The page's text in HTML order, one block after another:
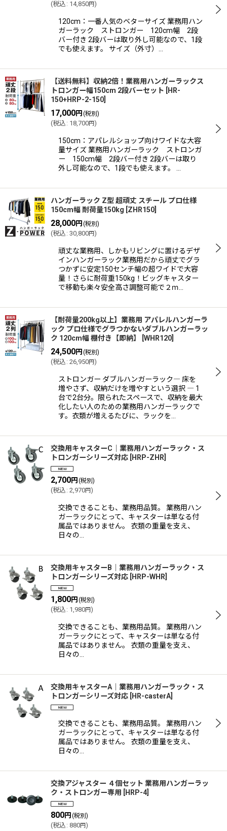
(税込 : 14,850円)
120cm：一番人気のベターサイズ 業務用ハン
ガーラック ストロンガー 120cm幅 2段
バー付き 2段バーは取り外し可能なので、1段
でも使えます。 サイズ（外寸）…
【送料無料】収納2倍！業務用ハンガーラックス
トロンガー幅150cm 2段バーセット
HR-
150+HRP-2-150
17,000円 (税別)
(税込 : 18,700円)
150cm：アパレルショップ向けワイドな大容
量サイズ 業務用ハンガーラック ストロンガ
ー 150cm幅 2段バー付き 2段バーは取り
外し可能なので、1段でも使えます。 …
ハンガーラック Z型 超頑丈 スチール プロ仕様
150cm幅 耐荷量150kg ZHR150
28,000円 (税別)
(税込 : 30,800円)
頑丈な業務用、しかもリビングに置けるデザ
インハンガーラック業務用だから頑丈でグラ
つかずに安定150センチ幅の超ワイドで大容
量！さらに耐荷重150kg！ビッグキャスター
で移動も楽々安全高さ調整可能で２ｍ…
【耐荷量200kg以上】業務用 アパレルハンガーラ
ック プロ仕様でグラつかないダブルハンガーラッ
ク 120cm幅 棚付き【即納】
WHR120
24,500円 (税別)
(税込 : 26,950円)
ストロンガー ダブルハンガーラック― 床を
増やさず、収納だけを増やすという選択 ― 1
台で2台分。限られたスペースで、収納を最大
化したい人のための業務用ハンガーラックで
す。衣類が増えるたびに、ラックを…
交換用キャスターC｜業務用ハンガーラック・ス
トロンガーシリーズ対応
HRP-ZHR
2,700円 (税別)
(税込 : 2,970円)
交換できることも、業務用品質。 業務用ハン
ガーラックにとって、キャスターは単なる付
属品ではありません。 衣類の重量を支え、
日々の…
交換用キャスターB｜業務用ハンガーラック・ス
トロンガーシリーズ対応
HRP-WHR
1,800円 (税別)
(税込 : 1,980円)
交換できることも、業務用品質。 業務用ハン
ガーラックにとって、キャスターは単なる付
属品ではありません。 衣類の重量を支え、
日々の…
交換用キャスターA｜業務用ハンガーラック・ス
トロンガーシリーズ対応
HR-casterA
交換できることも、業務用品質。 業務用ハン
ガーラックにとって、キャスターは単なる付
属品ではありません。 衣類の重量を支え、
日々の…
交換アジャスター ４個セット 業務用ハンガーラッ
ク・ストロンガー専用
HRP-4
800円 (税別)
(税込 : 880円)